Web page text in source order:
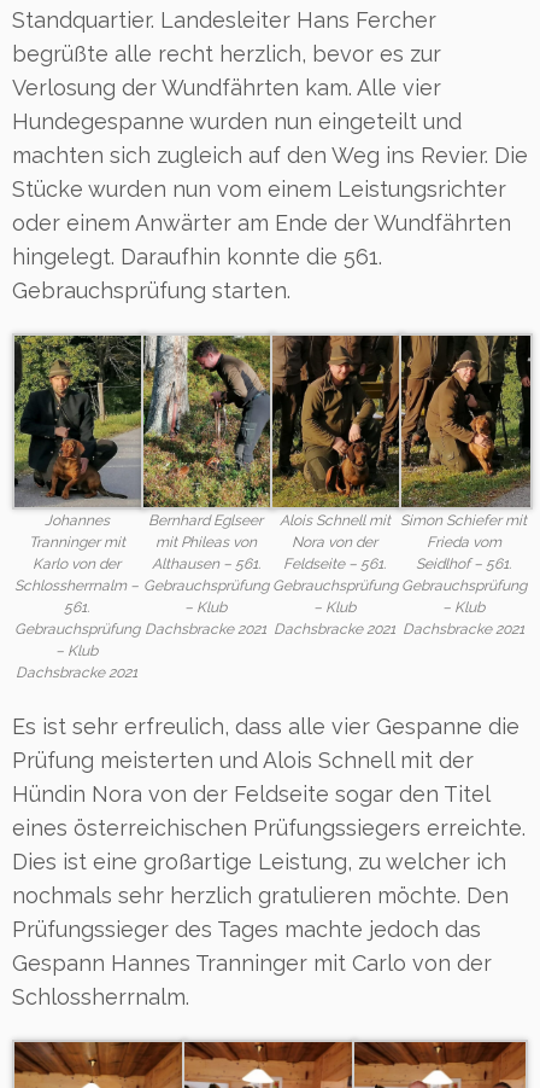
Standquartier. Landesleiter Hans Fercher
begrüßte alle recht herzlich, bevor es zur
Verlosung der Wundfährten kam. Alle vier
Hundegespanne wurden nun eingeteilt und
machten sich zugleich auf den Weg ins Revier. Die
Stücke wurden nun vom einem Leistungsrichter
oder einem Anwärter am Ende der Wundfährten
hingelegt. Daraufhin konnte die 561.
Gebrauchsprüfung starten.
Johannes
Tranninger mit
Karlo von der
Schlossherrnalm –
561.
Gebrauchsprüfung
– Klub
Dachsbracke 2021
Bernhard Eglseer
mit Phileas von
Althausen – 561.
Gebrauchsprüfung
– Klub
Dachsbracke 2021
Alois Schnell mit
Nora von der
Feldseite – 561.
Gebrauchsprüfung
– Klub
Dachsbracke 2021
Simon Schiefer mit
Frieda vom
Seidlhof – 561.
Gebrauchsprüfung
– Klub
Dachsbracke 2021
Es ist sehr erfreulich, dass alle vier Gespanne die
Prüfung meisterten und Alois Schnell mit der
Hündin Nora von der Feldseite sogar den Titel
eines österreichischen Prüfungssiegers erreichte.
Dies ist eine großartige Leistung, zu welcher ich
nochmals sehr herzlich gratulieren möchte. Den
Prüfungssieger des Tages machte jedoch das
Gespann Hannes Tranninger mit Carlo von der
Schlossherrnalm.